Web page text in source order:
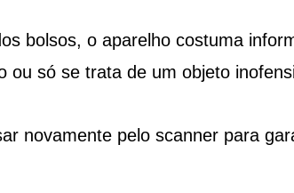
bolsos, o aparelho costuma
ou só se trata de um objeto
novamente pelo scanner para